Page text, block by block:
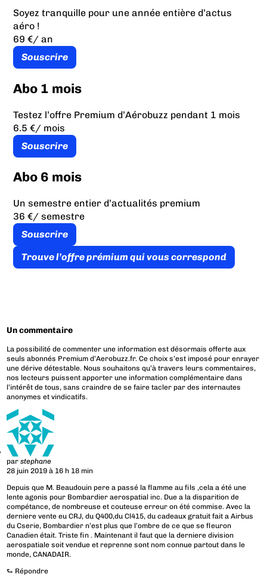
Soyez tranquille pour une année entière d’actus
aéro !
69 €/ an
Souscrire
Abo 1 mois
Testez l’offre Premium d’Aérobuzz pendant 1 mois
6.5 €/ mois
Souscrire
Abo 6 mois
Un semestre entier d’actualités premium
36 €/ semestre
Souscrire
Trouve l’offre prémium qui vous correspond
Un commentaire
La possibilité de commenter une information est désormais offerte aux
seuls abonnés Premium d’Aerobuzz.fr. Ce choix s’est imposé pour enrayer
une dérive détestable. Nous souhaitons qu’à travers leurs commentaires,
nos lecteurs puissent apporter une information complémentaire dans
l’intérêt de tous, sans craindre de se faire tacler par des internautes
anonymes et vindicatifs.
parstephane
28 juin 2019 à 16 h 18 min
Depuis que M. Beaudouin pere a passé la flamme au fils ,cela a été une
lente agonis pour Bombardier aerospatial inc. Due a la disparition de
compétance, de nombreuse et couteuse erreur on été commise. Avec la
derniere vente eu CRJ, du Q400,du Cl415, du cadeaux gratuit fait a Airbus
du Cserie, Bombardier n’est plus que l’ombre de ce que se fleuron
Canadien était. Triste fin . Maintenant il faut que la derniere division
aerospatiale soit vendue et reprenne sont nom connue partout dans le
monde, CANADAIR.
⮑ Répondre